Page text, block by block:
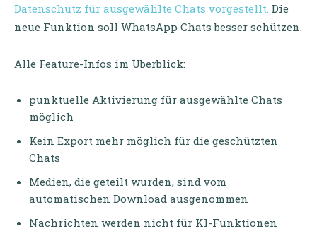
Datenschutz für ausgewählte Chats vorgestellt. Die
neue Funktion soll WhatsApp Chats besser schützen.
Alle Feature-Infos im Überblick:
punktuelle Aktivierung für ausgewählte Chats
möglich
Kein Export mehr möglich für die geschützten
Chats
Medien, die geteilt wurden, sind vom
automatischen Download ausgenommen
Nachrichten werden nicht für KI-Funktionen